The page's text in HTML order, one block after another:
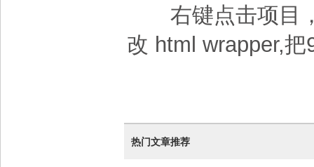
右键点击项目，
改 html wrapper,
热门文章推荐